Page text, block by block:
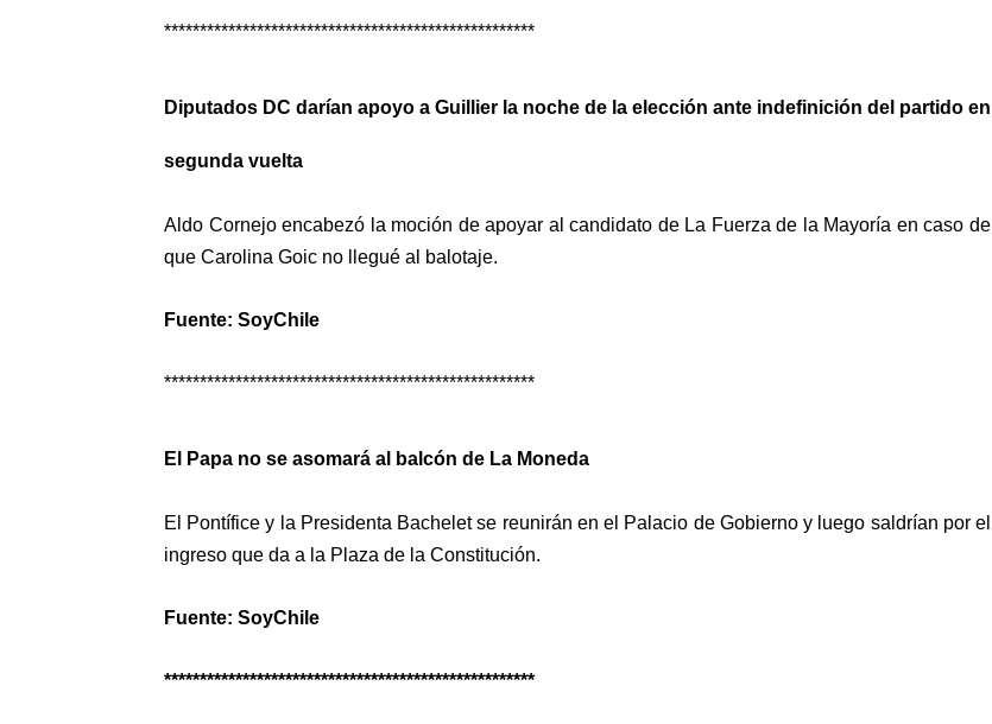
****************************************************
Diputados DC darían apoyo a Guillier la noche de la elección ante indefinición del partido en
segunda vuelta
Aldo Cornejo encabezó la moción de apoyar al candidato de La Fuerza de la Mayoría en caso de
que Carolina Goic no llegué al balotaje.
Fuente: SoyChile
****************************************************
El Papa no se asomará al balcón de La Moneda
El Pontífice y la Presidenta Bachelet se reunirán en el Palacio de Gobierno y luego saldrían por el
ingreso que da a la Plaza de la Constitución.
Fuente: SoyChile
****************************************************